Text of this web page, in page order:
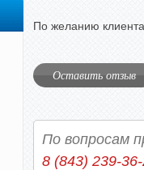
По желанию
Оставить отзыв
По вопросам
8 (843) 239-